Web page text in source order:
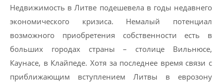
Недвижимость в Литве подешевела в годы недавнего
экономического кризиса. Немалый потенциал
возможного приобретения собственности есть в
больших городах страны – столице Вильнюсе,
Каунасе, в Клайпеде. Хотя за последнее время связи с
приближающим вступлением Литвы в еврозону